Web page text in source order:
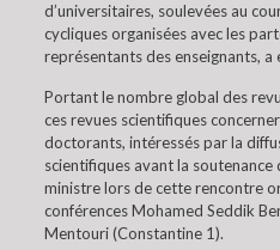
d’universitaires, soulevées au
cycliques organisées avec les
représentants des enseignants, a
Portant le nombre global des
ces revues scientifiques
doctorants, intéressés par la
scientifiques avant la soutenance
ministre lors de cette rencontre
conférences Mohamed Seddik
Mentouri (Constantine 1).